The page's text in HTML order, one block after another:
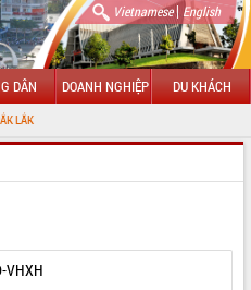
Vietnamese| English
DÂN DOANH NGHIỆP DU KHÁCH
VHXH